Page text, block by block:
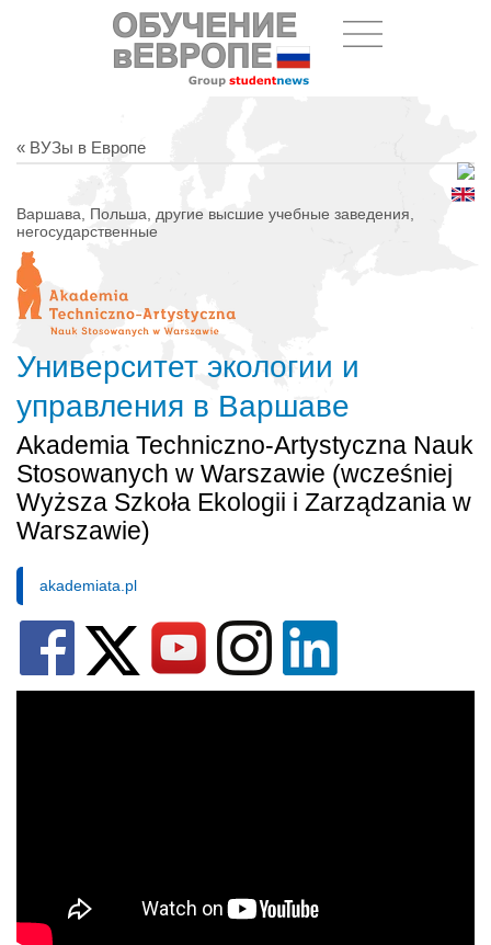
« ВУЗы в Европе
Варшава, Польша, другие высшие учебные заведения,
негосударственные
Университет экологии и
управления в Варшаве
Akademia Techniczno-Artystyczna Nauk
Stosowanych w Warszawie (wcześniej
Wyższa Szkoła Ekologii i Zarządzania w
Warszawie)
akademiata.pl